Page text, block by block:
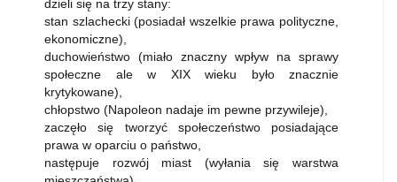
dzieli się na trzy stany:
stan szlachecki (posiadał wszelkie prawa polityczne,
ekonomiczne),
duchowieństwo (miało znaczny wpływ na sprawy
społeczne ale w XIX wieku było znacznie
krytykowane),
chłopstwo (Napoleon nadaje im pewne przywileje),
zaczęło się tworzyć społeczeństwo posiadające
prawa w oparciu o państwo,
następuje rozwój miast (wyłania się warstwa